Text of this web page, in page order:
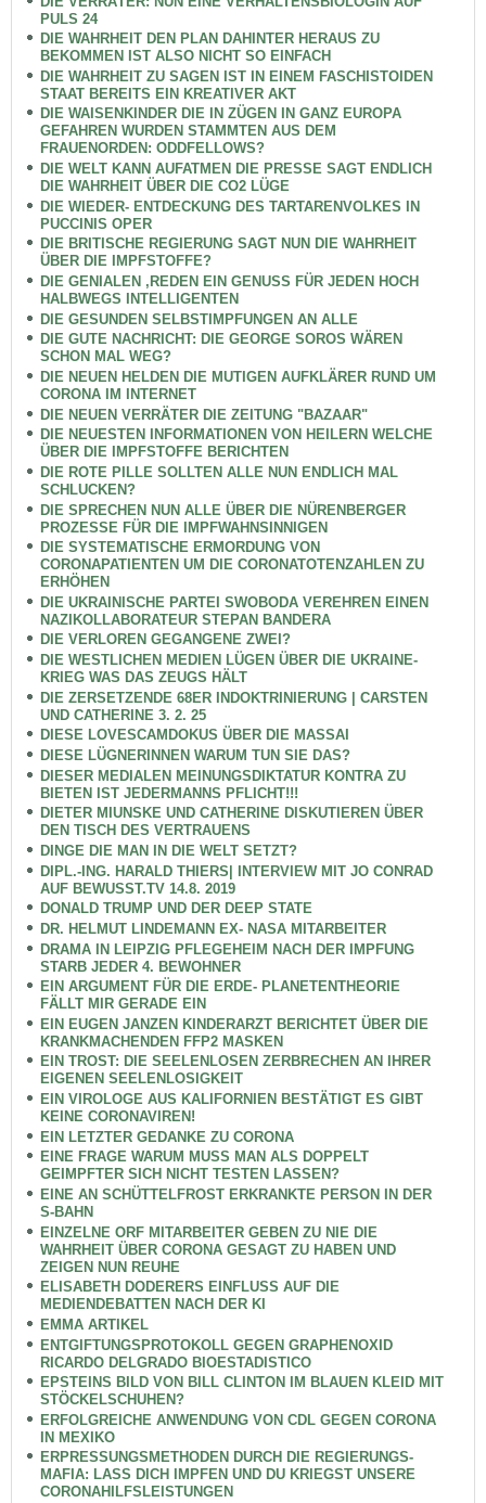
PULS 24
DIE WAHRHEIT DEN PLAN DAHINTER HERAUS ZU
BEKOMMEN IST ALSO NICHT SO EINFACH
DIE WAHRHEIT ZU SAGEN IST IN EINEM FASCHISTOIDEN
STAAT BEREITS EIN KREATIVER AKT
DIE WAISENKINDER DIE IN ZÜGEN IN GANZ EUROPA
GEFAHREN WURDEN STAMMTEN AUS DEM
FRAUENORDEN: ODDFELLOWS?
DIE WELT KANN AUFATMEN DIE PRESSE SAGT ENDLICH
DIE WAHRHEIT ÜBER DIE CO2 LÜGE
DIE WIEDER- ENTDECKUNG DES TARTARENVOLKES IN
PUCCINIS OPER
DIE BRITISCHE REGIERUNG SAGT NUN DIE WAHRHEIT
ÜBER DIE IMPFSTOFFE?
DIE GENIALEN ,REDEN EIN GENUSS FÜR JEDEN HOCH
HALBWEGS INTELLIGENTEN
DIE GESUNDEN SELBSTIMPFUNGEN AN ALLE
DIE GUTE NACHRICHT: DIE GEORGE SOROS WÄREN
SCHON MAL WEG?
DIE NEUEN HELDEN DIE MUTIGEN AUFKLÄRER RUND UM
CORONA IM INTERNET
DIE NEUEN VERRÄTER DIE ZEITUNG "BAZAAR"
DIE NEUESTEN INFORMATIONEN VON HEILERN WELCHE
ÜBER DIE IMPFSTOFFE BERICHTEN
DIE ROTE PILLE SOLLTEN ALLE NUN ENDLICH MAL
SCHLUCKEN?
DIE SPRECHEN NUN ALLE ÜBER DIE NÜRENBERGER
PROZESSE FÜR DIE IMPFWAHNSINNIGEN
DIE SYSTEMATISCHE ERMORDUNG VON
CORONAPATIENTEN UM DIE CORONATOTENZAHLEN ZU
ERHÖHEN
DIE UKRAINISCHE PARTEI SWOBODA VEREHREN EINEN
NAZIKOLLABORATEUR STEPAN BANDERA
DIE VERLOREN GEGANGENE ZWEI?
DIE WESTLICHEN MEDIEN LÜGEN ÜBER DIE UKRAINE-
KRIEG WAS DAS ZEUGS HÄLT
DIE ZERSETZENDE 68ER INDOKTRINIERUNG | CARSTEN
UND CATHERINE 3. 2. 25
DIESE LOVESCAMDOKUS ÜBER DIE MASSAI
DIESE LÜGNERINNEN WARUM TUN SIE DAS?
DIESER MEDIALEN MEINUNGSDIKTATUR KONTRA ZU
BIETEN IST JEDERMANNS PFLICHT!!!
DIETER MIUNSKE UND CATHERINE DISKUTIEREN ÜBER
DEN TISCH DES VERTRAUENS
DINGE DIE MAN IN DIE WELT SETZT?
DIPL.-ING. HARALD THIERS| INTERVIEW MIT JO CONRAD
AUF BEWUSST.TV 14.8. 2019
DONALD TRUMP UND DER DEEP STATE
DR. HELMUT LINDEMANN EX- NASA MITARBEITER
DRAMA IN LEIPZIG PFLEGEHEIM NACH DER IMPFUNG
STARB JEDER 4. BEWOHNER
EIN ARGUMENT FÜR DIE ERDE- PLANETENTHEORIE
FÄLLT MIR GERADE EIN
EIN EUGEN JANZEN KINDERARZT BERICHTET ÜBER DIE
KRANKMACHENDEN FFP2 MASKEN
EIN TROST: DIE SEELENLOSEN ZERBRECHEN AN IHRER
EIGENEN SEELENLOSIGKEIT
EIN VIROLOGE AUS KALIFORNIEN BESTÄTIGT ES GIBT
KEINE CORONAVIREN!
EIN LETZTER GEDANKE ZU CORONA
EINE FRAGE WARUM MUSS MAN ALS DOPPELT
GEIMPFTER SICH NICHT TESTEN LASSEN?
EINE AN SCHÜTTELFROST ERKRANKTE PERSON IN DER
S-BAHN
EINZELNE ORF MITARBEITER GEBEN ZU NIE DIE
WAHRHEIT ÜBER CORONA GESAGT ZU HABEN UND
ZEIGEN NUN REUHE
ELISABETH DODERERS EINFLUSS AUF DIE
MEDIENDEBATTEN NACH DER KI
EMMA ARTIKEL
ENTGIFTUNGSPROTOKOLL GEGEN GRAPHENOXID
RICARDO DELGRADO BIOESTADISTICO
EPSTEINS BILD VON BILL CLINTON IM BLAUEN KLEID MIT
STÖCKELSCHUHEN?
ERFOLGREICHE ANWENDUNG VON CDL GEGEN CORONA
IN MEXIKO
ERPRESSUNGSMETHODEN DURCH DIE REGIERUNGS-
MAFIA: LASS DICH IMPFEN UND DU KRIEGST UNSERE
CORONAHILFSLEISTUNGEN